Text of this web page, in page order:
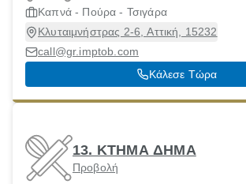
Καπνά - Πούρα - Τσιγάρα
Κλυταιμνήστρας 2-6, Αττική, 15232
call@gr.imptob.com
Κάλεσε Τώρα
13. ΚΤΗΜΑ ΔΗΜΑ
Προβολή